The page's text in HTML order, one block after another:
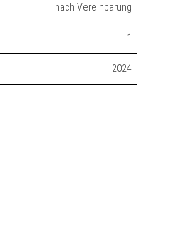
nach Vereinbarung
1
2024